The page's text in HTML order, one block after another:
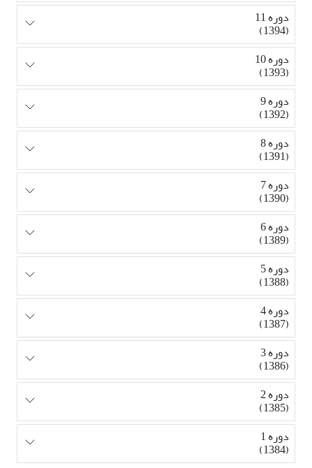
دوره 11
(1394)
دوره 10
(1393)
دوره 9
(1392)
دوره 8
(1391)
دوره 7
(1390)
دوره 6
(1389)
دوره 5
(1388)
دوره 4
(1387)
دوره 3
(1386)
دوره 2
(1385)
دوره 1
(1384)